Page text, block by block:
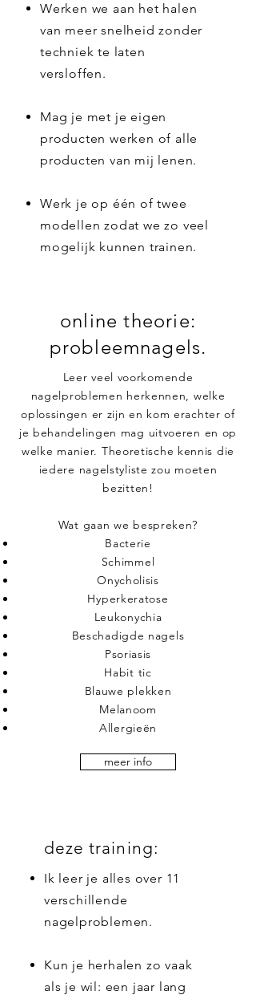
Werken we aan het halen
van meer snelheid zonder
techniek te laten
versloffen.
Mag je met je eigen
producten werken of alle
producten van mij lenen.
Werk je op één of twee
modellen zodat we zo veel
mogelijk kunnen trainen.
online theorie:
probleemnagels.
Leer veel voorkomende
nagelproblemen herkennen, welke
oplossingen er zijn en kom erachter of
je behandelingen mag uitvoeren en op
welke manier. Theoretische kennis die
iedere nagelstyliste zou moeten
bezitten!
Wat gaan we bespreken?
Bacterie
Schimmel
Onycholisis
Hyperkeratose
Leukonychia
Beschadigde nagels
Psoriasis
Habit tic
Blauwe plekken
Melanoom
Allergieën
meer info
deze training:
Ik leer je alles over 11
verschillende
nagelproblemen.
Kun je herhalen zo vaak
als je wil: een jaar lang